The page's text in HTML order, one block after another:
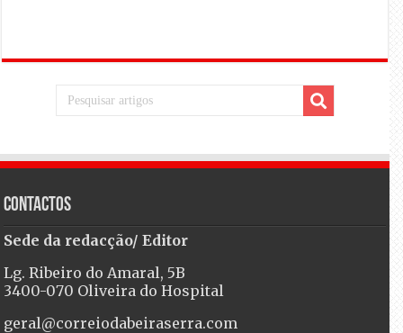
Contactos
Sede da redacção/ Editor
Lg. Ribeiro do Amaral, 5B
3400-070 Oliveira do Hospital
geral@correiodabeiraserra.com